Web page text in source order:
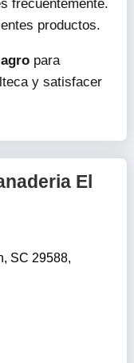
frecuentemente.
productos.
para
y satisfacer
El
SC 29588,